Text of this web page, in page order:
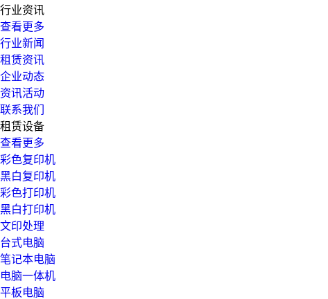
行业资讯
查看更多
行业新闻
租赁资讯
企业动态
资讯活动
联系我们
租赁设备
查看更多
彩色复印机
黑白复印机
彩色打印机
黑白打印机
文印处理
台式电脑
笔记本电脑
电脑一体机
平板电脑